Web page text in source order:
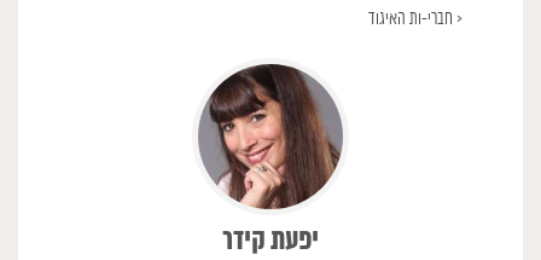
< חברי-ות האיגוד
יפעת קידר